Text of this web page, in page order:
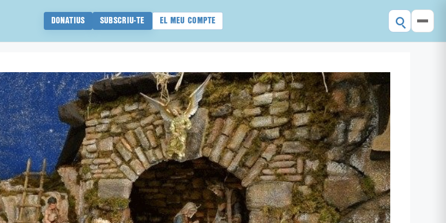
DONATIUS SUBSCRIU-TE EL MEU COMPTE